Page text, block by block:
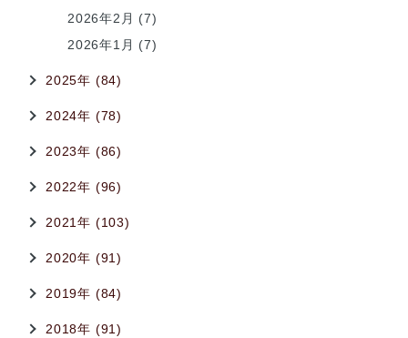
2026年2月 (7)
2026年1月 (7)
2025年 (84)
2024年 (78)
2023年 (86)
2022年 (96)
2021年 (103)
2020年 (91)
2019年 (84)
2018年 (91)